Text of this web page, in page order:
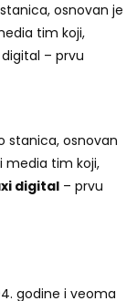
osnovan je
tim koji,
– prvu
stanica, osnovan
media tim koji,
digital – prvu
godine i veoma